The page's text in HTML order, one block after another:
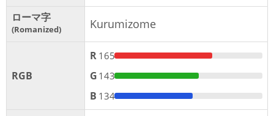
ローマ字
Romanized Kurumizome
RGB
R 165
G 143
B 134